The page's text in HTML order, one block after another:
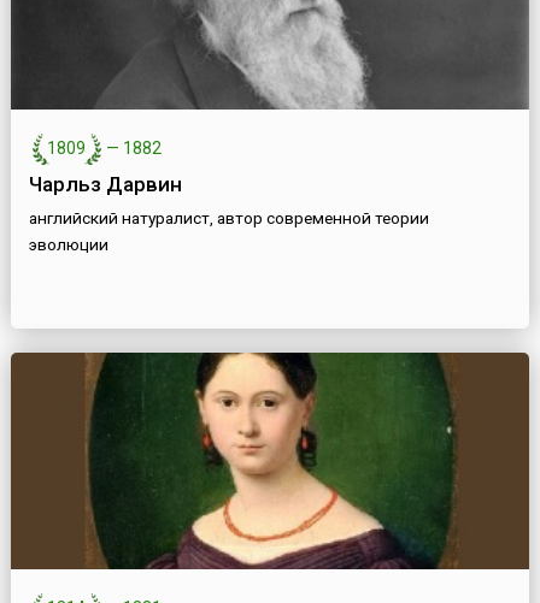
1809 — 1882
Чарльз Дарвин
английский натуралист, автор современной теории
эволюции